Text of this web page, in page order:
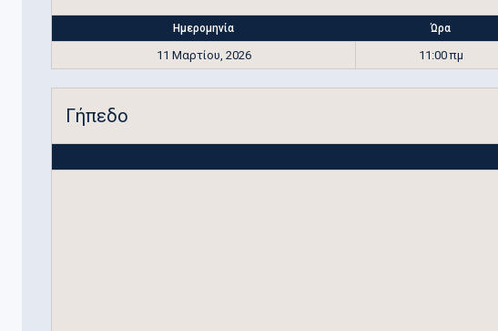
Ημερομηνία Ώρα
11 Μαρτίου, 2026 11:00 πμ
Γήπεδο